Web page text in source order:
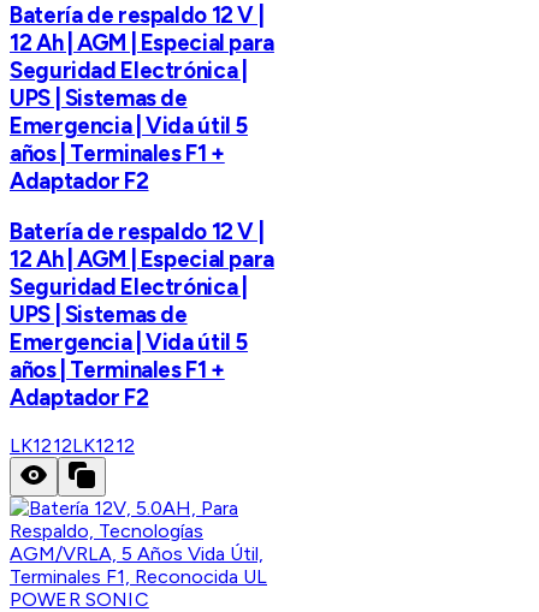
Batería de respaldo 12 V |
12 Ah | AGM | Especial para
Seguridad Electrónica |
UPS | Sistemas de
Emergencia | Vida útil 5
años | Terminales F1 +
Adaptador F2
Batería de respaldo 12 V |
12 Ah | AGM | Especial para
Seguridad Electrónica |
UPS | Sistemas de
Emergencia | Vida útil 5
años | Terminales F1 +
Adaptador F2
LK1212LK1212
POWER SONIC